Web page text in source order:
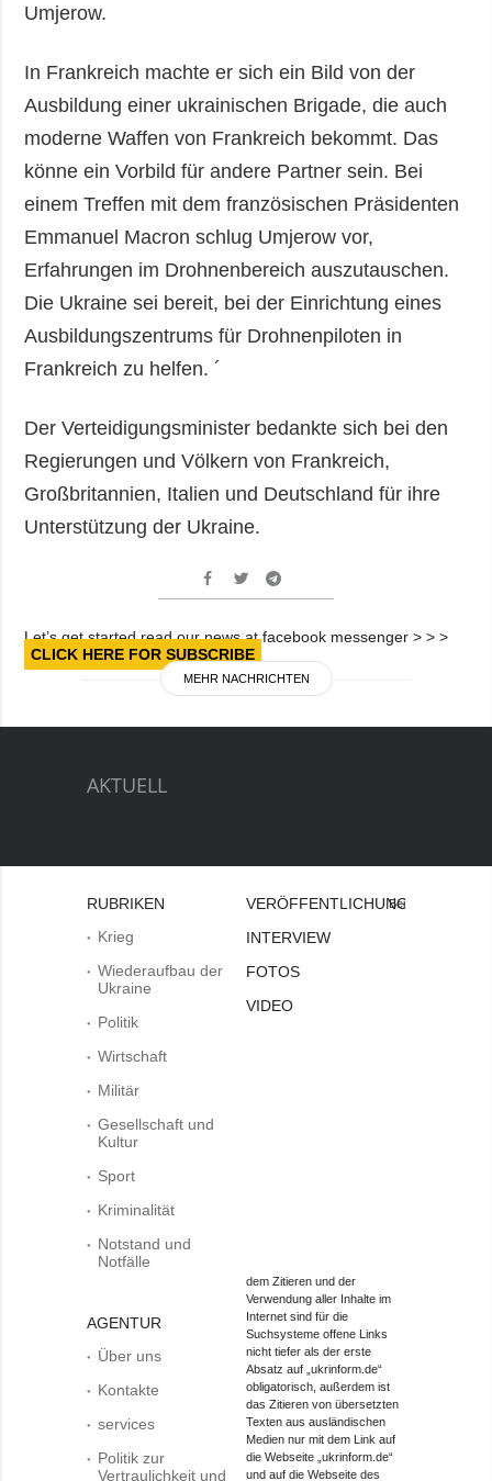
Umjerow.
In Frankreich machte er sich ein Bild von der
Ausbildung einer ukrainischen Brigade, die auch
moderne Waffen von Frankreich bekommt. Das
könne ein Vorbild für andere Partner sein. Bei
einem Treffen mit dem französischen Präsidenten
Emmanuel Macron schlug Umjerow vor,
Erfahrungen im Drohnenbereich auszutauschen.
Die Ukraine sei bereit, bei der Einrichtung eines
Ausbildungszentrums für Drohnenpiloten in
Frankreich zu helfen. ´
Der Verteidigungsminister bedankte sich bei den
Regierungen und Völkern von Frankreich,
Großbritannien, Italien und Deutschland für ihre
Unterstützung der Ukraine.
Let’s get started read our news at facebook messenger > > >
CLICK HERE FOR SUBSCRIBE
MEHR NACHRICHTEN
AKTUELL
RUBRIKEN
Krieg
Wiederaufbau der
Ukraine
Politik
Wirtschaft
Militär
Gesellschaft und
Kultur
Sport
Kriminalität
Notstand und
Notfälle
AGENTUR
Über uns
Kontakte
services
Politik zur
Vertraulichkeit und
VERÖFFENTLICHUNGEN
INTERVIEW
FOTOS
VIDEO
Bei
dem Zitieren und der
Verwendung aller Inhalte im
Internet sind für die
Suchsysteme offene Links
nicht tiefer als der erste
Absatz auf „ukrinform.de“
obligatorisch, außerdem ist
das Zitieren von übersetzten
Texten aus ausländischen
Medien nur mit dem Link auf
die Webseite „ukrinform.de“
und auf die Webseite des